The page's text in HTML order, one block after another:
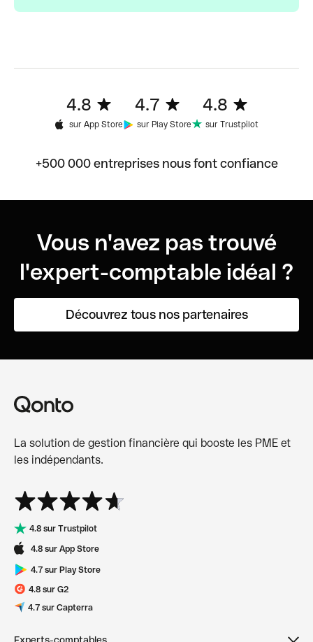
4.8
sur App Store
4.7
sur Play Store
4.8
sur Trustpilot
+500 000 entreprises nous font confiance
Vous n'avez pas trouvé
l'expert-comptable idéal ?
Découvrez tous nos partenaires
La solution de gestion financière qui booste les PME et
les indépendants.
4.8 sur Trustpilot
4.8 sur App Store
4.7 sur Play Store
4.8 sur G2
4.7 sur Capterra
Experts-comptables